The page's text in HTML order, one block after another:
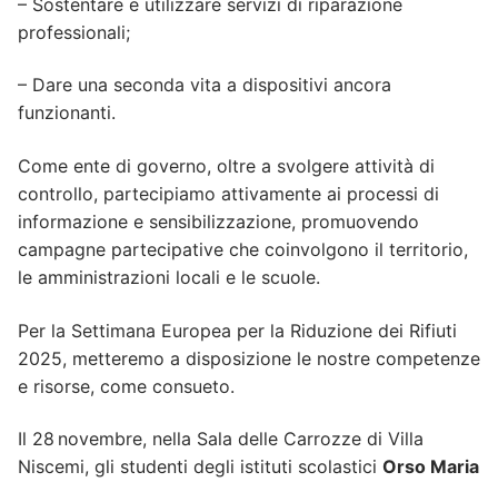
professionali;
– Dare una seconda vita a dispositivi ancora
funzionanti.
Come ente di governo, oltre a svolgere attività di
controllo, partecipiamo attivamente ai processi di
informazione e sensibilizzazione, promuovendo
campagne partecipative che coinvolgono il territorio,
le amministrazioni locali e le scuole.
Per la Settimana Europea per la Riduzione dei Rifiuti
2025, metteremo a disposizione le nostre competenze
e risorse, come consueto.
Il 28 novembre, nella Sala delle Carrozze di Villa
Niscemi, gli studenti degli istituti scolastici Orso Maria